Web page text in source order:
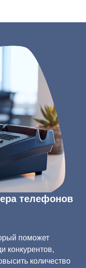
телефонов
поможет
конкурентов,
количество